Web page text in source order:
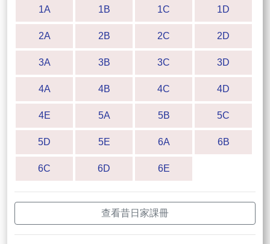
1A 1B 1C 1D
2A 2B 2C 2D
3A 3B 3C 3D
4A 4B 4C 4D
4E 5A 5B 5C
5D 5E 6A 6B
6C 6D 6E
查看昔日家課冊